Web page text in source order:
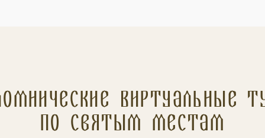
Виртуальные
по святым местам